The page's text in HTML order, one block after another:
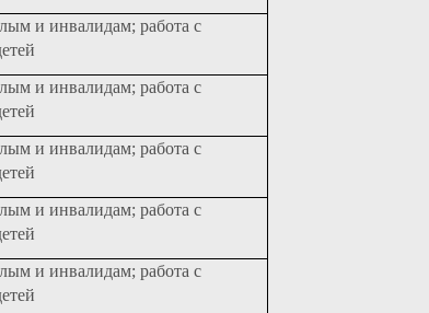
и инвалидам; работа с
и инвалидам; работа с
и инвалидам; работа с
и инвалидам; работа с
и инвалидам; работа с